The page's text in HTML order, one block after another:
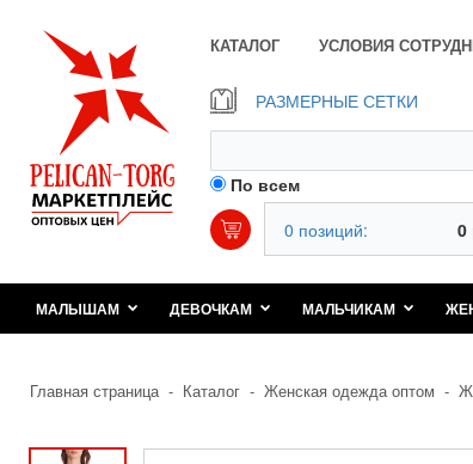
КАТАЛОГ УСЛОВИЯ
РАЗМЕРНЫЕ СЕТКИ
По всем
0 позиций: 0
МАЛЫШАМ ДЕВОЧКАМ МАЛЬЧИКАМ
Главная страница - Каталог - Женская одежда оптом -